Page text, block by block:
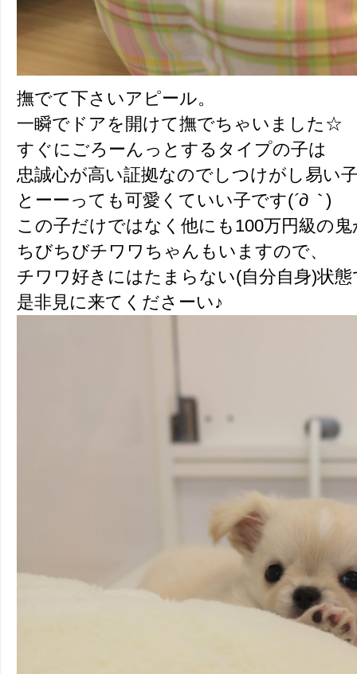
撫でて下さいアピール。
一瞬でドアを開けて撫でちゃいました☆
すぐにごろーんっとするタイプの子は
忠誠心が高い証拠なのでしつけがし易い
とーーっても可愛くていい子です(´д｀ )
この子だけではなく他にも100万円級の
ちびちびチワワちゃんもいますので、
チワワ好きにはたまらない(自分自身)状
是非見に来てくださーい♪